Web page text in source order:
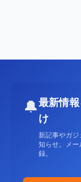
🔔最新情
け
新記事やガ
知らせ。メ
録。